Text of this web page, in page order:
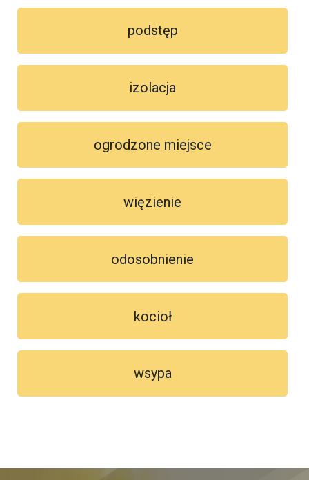
podstęp
izolacja
ogrodzone miejsce
więzienie
odosobnienie
kocioł
wsypa